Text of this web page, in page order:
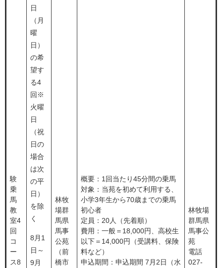
験
乗
馬
教
室4
回
コ
ー
ス8
日
（月
曜
日）
の希
望す
る4
回※
火曜
日
（祝
日の
場合
は次
の平
日）
を除
く
8月1
日～
9月
林牧
場群
馬県
馬事
公苑
（前
橋市
概要：1回当たり45分間の乗馬
対象：当苑を初めて利用する、
小学3年生から70歳までの乗馬
初心者
定員：20人（先着順）
費用：一般＝18,000円、高校生
以下＝14,000円（受講料、保険
料など）
申込期間：申込期間 7月2日（水
林牧場
群馬県
馬事公
苑
電話
027-